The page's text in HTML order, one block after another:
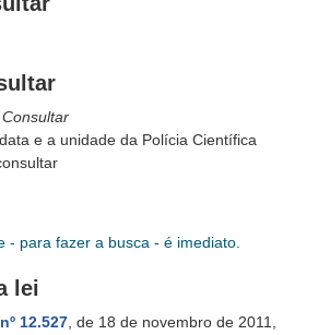
Consultar
e a unidade da Polícia Científica
- para fazer a busca - é imediato.
lei
12.527 , de 18 de novembro de 2011,